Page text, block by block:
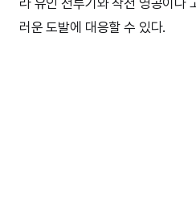
러운 도발에 대응할 수 있다.